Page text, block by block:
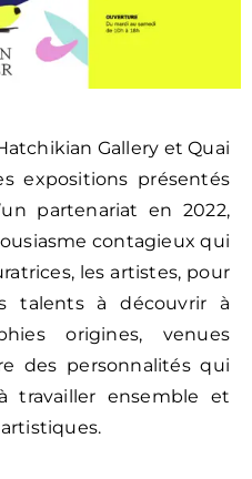
Gallery et Quai
expositions présentés
partenariat en 2022,
contagieux qui
les artistes, pour
talents à découvrir à
origines, venues
des personnalités qui
travailler ensemble et